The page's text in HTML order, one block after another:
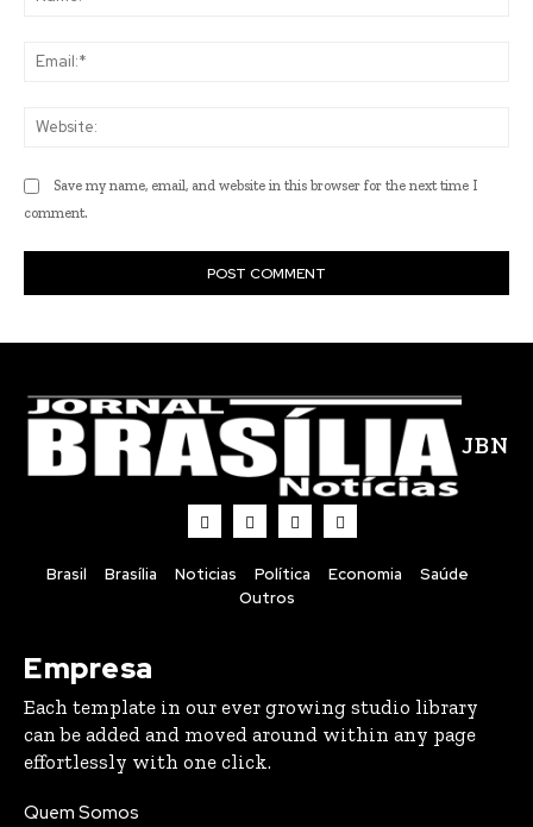
Save my name, email, and website in this browser for the next time I
comment.
JBN
Brasil Brasília Noticias Política Economia
Saúde
Outros
Empresa
Each template in our ever growing studio library
can be added and moved around within any page
effortlessly with one click.
Quem Somos